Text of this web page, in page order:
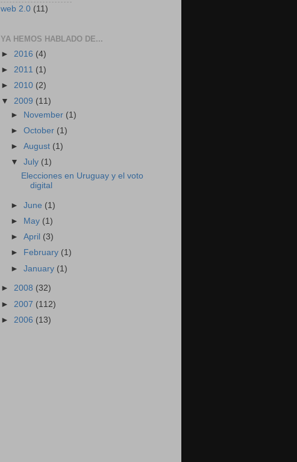
web 2.0 (11)
YA HEMOS HABLADO DE...
► 2016 (4)
► 2011 (1)
► 2010 (2)
▼ 2009 (11)
►
November (1)
►October (1)
►August (1)
▼July (1)
Elecciones en Uruguay y el voto
digital
►June (1)
►
May (1)
►April (3)
►
February (1)
►January (1)
► 2008 (32)
► 2007 (112)
► 2006 (13)